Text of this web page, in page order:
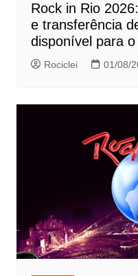
Rock in Rio
e transferência
disponível para
Rociclei 01/08/